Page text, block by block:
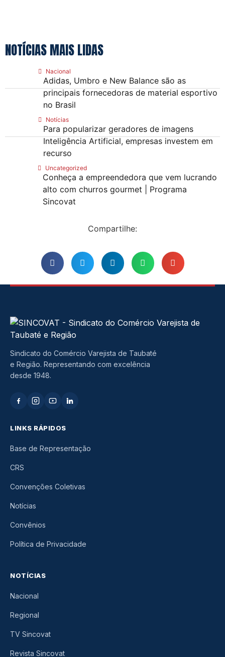
NOTÍCIAS MAIS LIDAS
Nacional
Adidas, Umbro e New Balance são as
principais fornecedoras de material esportivo
no Brasil
Notícias
Para popularizar geradores de imagens
Inteligência Artificial, empresas investem em
recurso
Uncategorized
Conheça a empreendedora que vem lucrando
alto com churros gourmet | Programa
Sincovat
Compartilhe:
Sindicato do Comércio Varejista de Taubaté
e Região. Representando com excelência
desde 1948.
LINKS RÁPIDOS
Base de Representação
CRS
Convenções Coletivas
Notícias
Convênios
Política de Privacidade
NOTÍCIAS
Nacional
Regional
TV Sincovat
Revista Sincovat